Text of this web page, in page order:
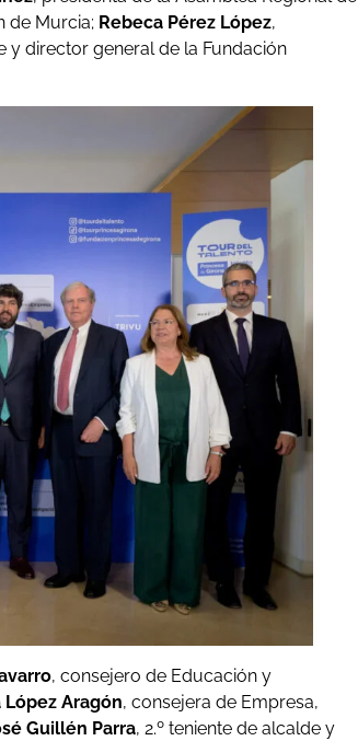
de Murcia; Rebeca Pérez López,
y director general de la Fundación
, consejero de Educación y
López Aragón, consejera de Empresa,
Guillén Parra, 2.º teniente de alcalde y